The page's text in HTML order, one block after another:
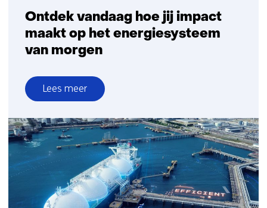
Ontdek vandaag hoe jij impact
maakt op het energiesysteem
van morgen
Lees meer
over
Ontdek
vandaag
hoe
jij
impact
maakt
op